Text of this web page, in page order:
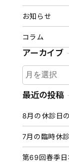
お知らせ
コラム
アーカイブ
ア
ー
カ
ブ
最近の投稿
8月の休診日
7月の臨時休
第69回春季